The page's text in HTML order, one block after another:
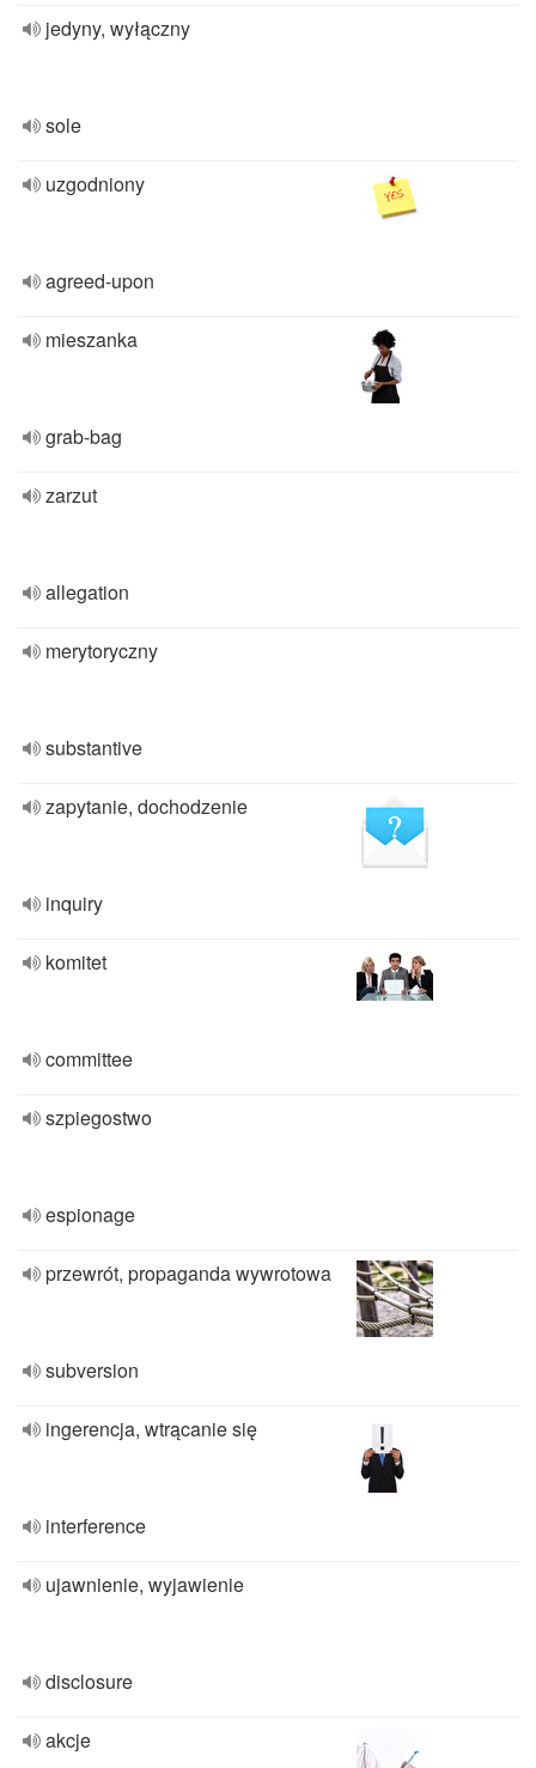
jedyny, wyłączny
sole
uzgodniony
agreed-upon
mieszanka
grab-bag
zarzut
allegation
merytoryczny
substantive
zapytanie, dochodzenie
inquiry
komitet
committee
szpiegostwo
espionage
przewrót, propaganda wywrotowa
subversion
ingerencja, wtrącanie się
interference
ujawnienie, wyjawienie
disclosure
akcje